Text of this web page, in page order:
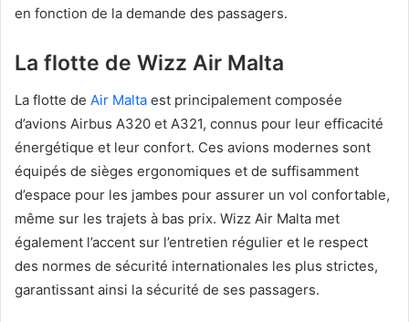
en fonction de la demande des passagers.
La flotte de Wizz Air Malta
La flotte de Air Malta est principalement composée
d’avions Airbus A320 et A321, connus pour leur efficacité
énergétique et leur confort. Ces avions modernes sont
équipés de sièges ergonomiques et de suffisamment
d’espace pour les jambes pour assurer un vol confortable,
même sur les trajets à bas prix. Wizz Air Malta met
également l’accent sur l’entretien régulier et le respect
des normes de sécurité internationales les plus strictes,
garantissant ainsi la sécurité de ses passagers.